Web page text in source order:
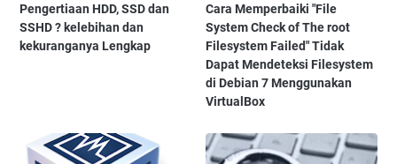
Pengertiaan HDD, SSD dan
SSHD ? kelebihan dan
kekuranganya Lengkap
Cara Memperbaiki "File
System Check of The root
Filesystem Failed" Tidak
Dapat Mendeteksi Filesystem
di Debian 7 Menggunakan
VirtualBox